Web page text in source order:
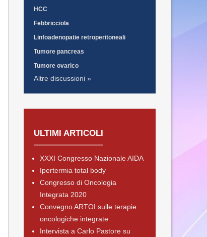
HCC
Febbricciola
Linfoadenopatie retroperitoneali
Tumore pancreas
Tumore ovarico
Altre discussioni »
ULTIMI ARTICOLI
XXXI Congresso Nazionale AIDA
Ipertermia total body
Congresso di Oncologia
Integrata 2020
Convegno ARTOI sulle terapie
oncologiche integrate
Intervista a Carlo Pastore su